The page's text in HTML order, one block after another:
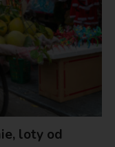
loty od